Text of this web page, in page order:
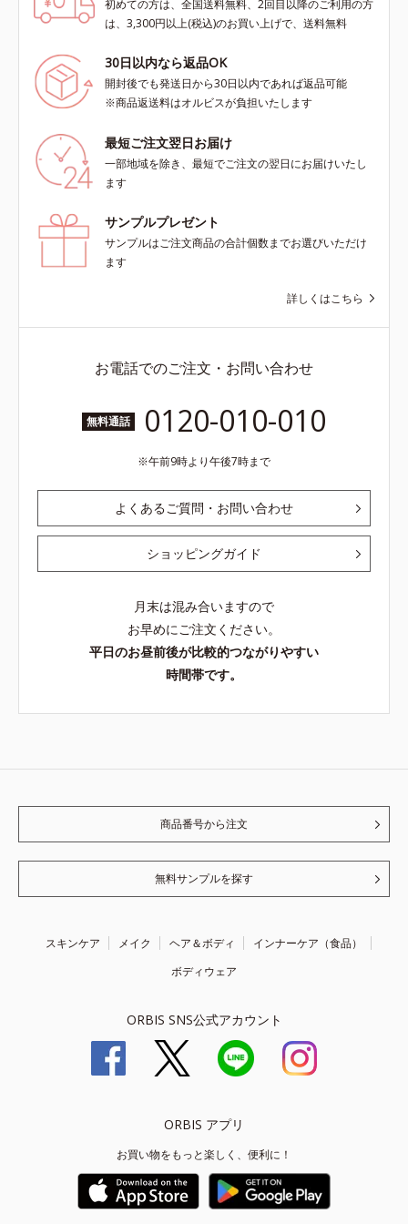
初めての方は、全国送料無料、2回目以降のご利用の方
は、3,300円以上(税込)のお買い上げで、送料無料
30日以内なら返品OK
開封後でも発送日から30日以内であれば返品可能
※商品返送料はオルビスが負担いたします
最短ご注文翌日お届け
一部地域を除き、最短でご注文の翌日にお届けいたし
ます
サンプルプレゼント
サンプルはご注文商品の合計個数までお選びいただけ
ます
詳しくはこちら
お電話でのご注文・お問い合わせ
無料通話 0120-010-010
午前9時より午後7時まで
よくあるご質問・お問い合わせ
ショッピングガイド
月末は混み合いますので
お早めにご注文ください。
平日のお昼前後が比較的つながりやすい
時間帯です。
商品番号から注文
無料サンプルを探す
スキンケア メイク ヘア＆ボディ
インナーケア（食品）
ボディウェア
ORBIS SNS公式アカウント
ORBIS アプリ
お買い物をもっと楽しく、便利に！